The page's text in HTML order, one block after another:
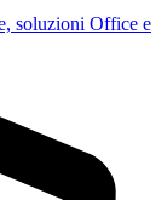
soluzioni Office e